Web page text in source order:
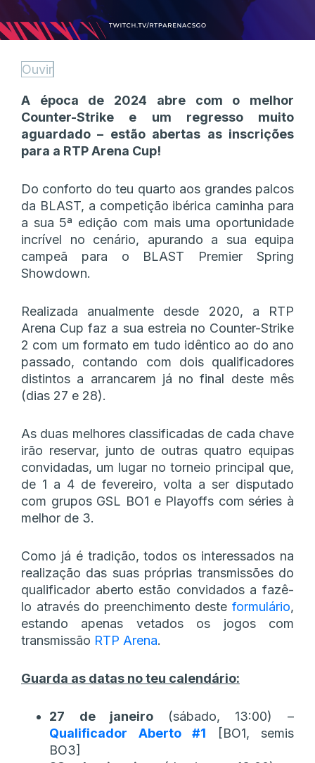
Ouvir
A época de 2024 abre com o melhor
Counter-Strike e um regresso muito
aguardado – estão abertas as inscrições
para a RTP Arena Cup!
Do conforto do teu quarto aos grandes palcos
da BLAST, a competição ibérica caminha para
a sua 5ª edição com mais uma oportunidade
incrível no cenário, apurando a sua equipa
campeã para o BLAST Premier Spring
Showdown.
Realizada anualmente desde 2020, a RTP
Arena Cup faz a sua estreia no Counter-Strike
2 com um formato em tudo idêntico ao do ano
passado, contando com dois qualificadores
distintos a arrancarem já no final deste mês
(dias 27 e 28).
As duas melhores classificadas de cada chave
irão reservar, junto de outras quatro equipas
convidadas, um lugar no torneio principal que,
de 1 a 4 de fevereiro, volta a ser disputado
com grupos GSL BO1 e Playoffs com séries à
melhor de 3.
Como já é tradição, todos os interessados na
realização das suas próprias transmissões do
qualificador aberto estão convidados a fazê-
lo através do preenchimento deste formulário,
estando apenas vetados os jogos com
transmissão RTP Arena.
Guarda as datas no teu calendário:
27 de janeiro
(sábado, 13:00) –
Qualificador Aberto #1 [BO1, semis
BO3]